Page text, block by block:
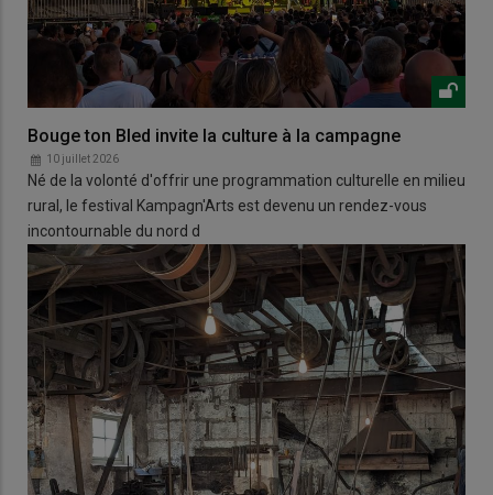
Bouge ton Bled invite la culture à la campagne
10 juillet 2026
Né de la volonté d'offrir une programmation culturelle en milieu
rural, le festival Kampagn'Arts est devenu un rendez-vous
incontournable du nord d